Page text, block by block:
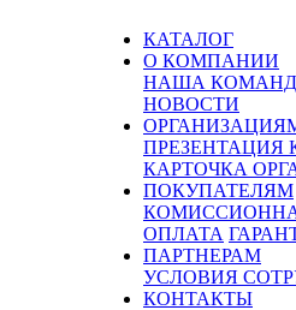
КАТАЛОГ
О КОМПАНИИ
НАША
НОВОСТИ
КАРТОЧКА
ПОКУПАТЕЛЯМ
ОПЛАТА
ПАРТНЕРАМ
УСЛОВИЯ
КОНТАКТЫ